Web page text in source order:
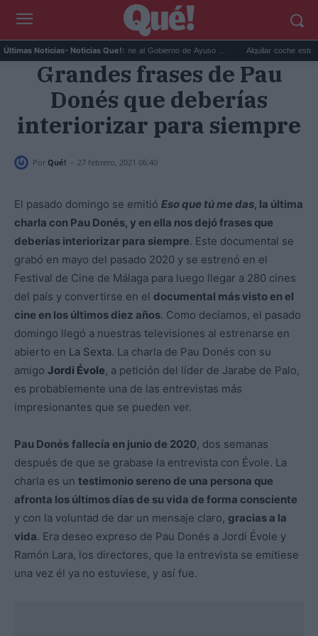
Últimas Noticias- Noticias Que!:
La primera denuncia que pone al Gobierno de Ayuso ... Alquilar coche este
Grandes frases de Pau
Donés que deberías
interiorizar para siempre
Por Qué! - 27 febrero, 2021 06:40
El pasado domingo se emitió Eso que tú me das, la última
charla con Pau Donés, y en ella nos dejó frases que
deberías interiorizar para siempre. Este documental se
grabó en mayo del pasado 2020 y se estrenó en el
Festival de Cine de Málaga para luego llegar a 280 cines
del país y convertirse en el documental más visto en el
cine en los últimos diez años. Como decíamos, el pasado
domingo llegó a nuestras televisiones al estrenarse en
abierto en La Sexta. La charla de Pau Donés con su
amigo Jordi Évole, a petición del líder de Jarabe de Palo,
es probablemente una de las entrevistas más
impresionantes que se pueden ver.
Pau Donés fallecía en junio de 2020, dos semanas
después de que se grabase la entrevista con Évole. La
charla es un testimonio sereno de una persona que
afronta los últimos días de su vida de forma consciente
y con la voluntad de dar un mensaje claro, gracias a la
vida. Era deseo expreso de Pau Donés a Jordi Évole y
Ramón Lara, los directores, que la entrevista se emitiese
una vez él ya no estuviese, y así fue.